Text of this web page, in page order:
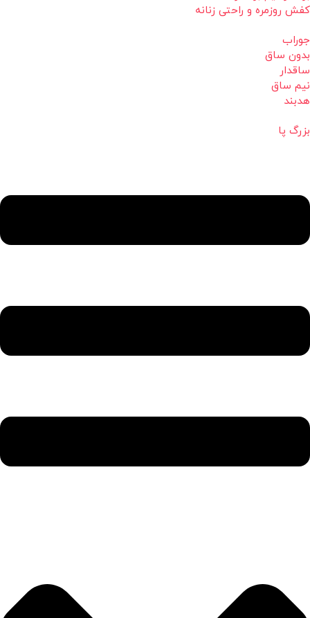
کفش روزمره و راحتی زنانه
جوراب
بدون ساق
ساقدار
نیم ساق
هدبند
بزرگ پا